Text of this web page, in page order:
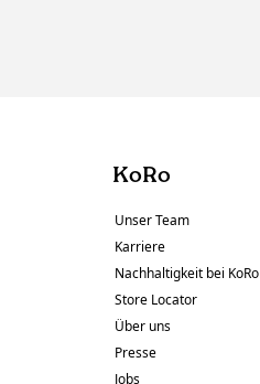
KoRo
Unser Team
Karriere
Nachhaltigkeit bei KoRo
Store Locator
Über uns
Presse
Jobs